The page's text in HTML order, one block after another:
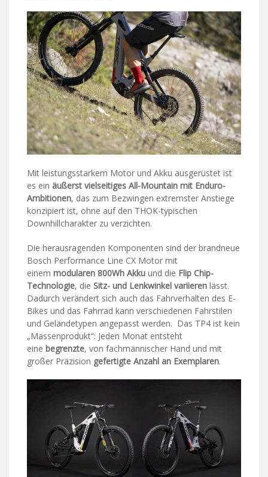
Mit leistungsstarkem Motor und Akku ausgerüstet ist
es ein äußerst vielseitiges All-Mountain mit Enduro-
Ambitionen, das zum Bezwingen extremster Anstiege
konzipiert ist, ohne auf den THOK-typischen
Downhillcharakter zu verzichten.
Die herausragenden Komponenten sind der brandneue
Bosch Performance Line CX Motor mit
einem modularen 800Wh Akku und die Flip Chip-
Technologie, die Sitz- und Lenkwinkel variieren lässt.
Dadurch verändert sich auch das Fahrverhalten des E-
Bikes und das Fahrrad kann verschiedenen Fahrstilen
und Geländetypen angepasst werden. Das TP4 ist kein
„Massenprodukt“: Jeden Monat entsteht
eine begrenzte, von fachmännischer Hand und mit
großer Präzision gefertigte Anzahl an Exemplaren.